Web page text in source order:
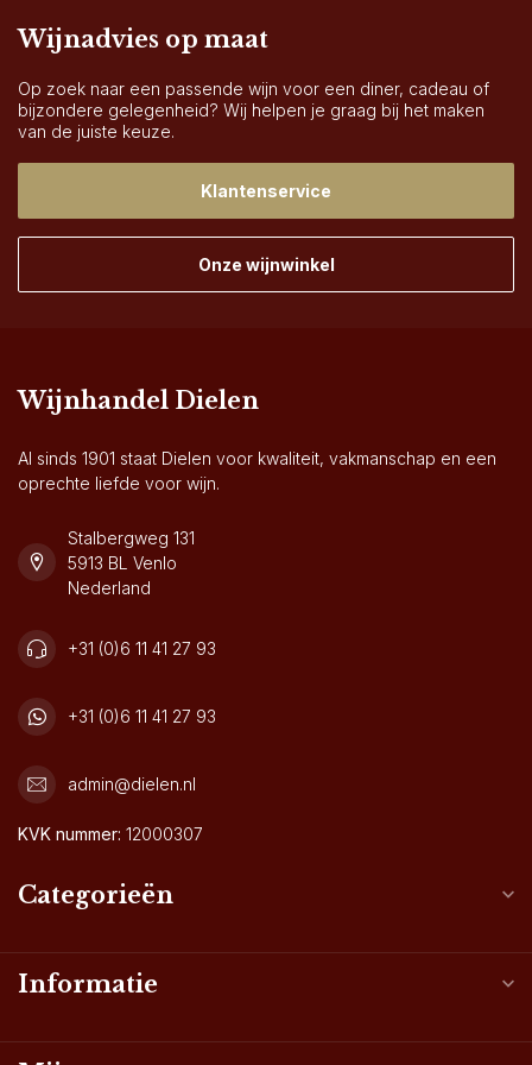
Wijnadvies op maat
Op zoek naar een passende wijn voor een diner, cadeau of
bijzondere gelegenheid? Wij helpen je graag bij het maken
van de juiste keuze.
Klantenservice
Onze wijnwinkel
Wijnhandel Dielen
Al sinds 1901 staat Dielen voor kwaliteit, vakmanschap en een
oprechte liefde voor wijn.
Stalbergweg 131
5913 BL Venlo
Nederland
+31 (0)6 11 41 27 93
+31 (0)6 11 41 27 93
admin@dielen.nl
KVK nummer: 12000307
Categorieën
Informatie